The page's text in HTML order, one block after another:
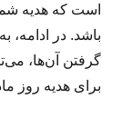
است که هدیه
باشد. در ادامه،
گرفتن آن‌ها،
برای هدیه روز